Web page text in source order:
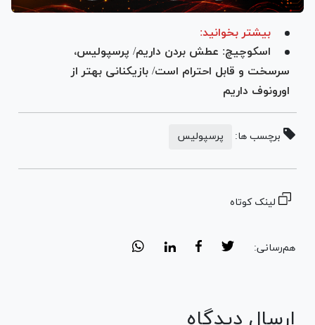
بیشتر بخوانید:
اسکوچیچ: عطش بردن داریم/ پرسپولیس،
سرسخت و قابل احترام است/ بازیکنانی بهتر از
اورونوف داریم
برچسب ها: پرسپولیس
لینک کوتاه
هم‌رسانی:
ارسال دیدگاه